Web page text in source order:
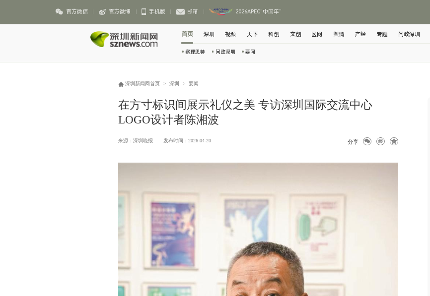
官方微信 官方微博 手机版 邮箱 2026APEC“中国年”
首页
察理思特 问政深圳 要闻
深圳 视频 天下 科创 文创 区网 舆情 产经 专题 问政深圳
深圳新闻网首页 > 深圳 > 要闻
在方寸标识间展示礼仪之美 专访深圳国际交流中心
LOGO设计者陈湘波
来源：深圳晚报 发布时间：2026-04-20 分享